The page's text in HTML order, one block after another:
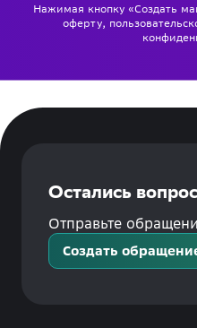
Нажимая кнопку «Создать
оферту,
Остались
Отправьте
Создать